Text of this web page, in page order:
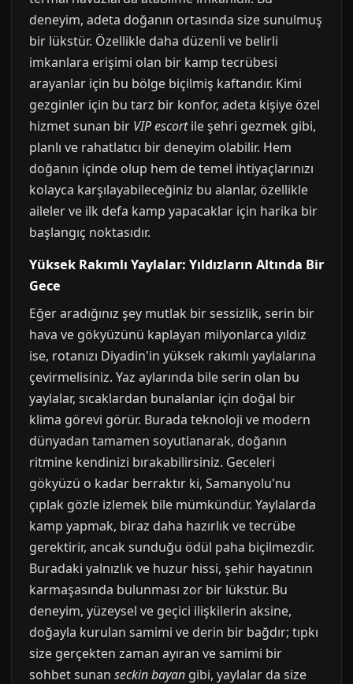
deneyim, adeta doğanın ortasında size sunulmuş
bir lükstür. Özellikle daha düzenli ve belirli
imkanlara erişimi olan bir kamp tecrübesi
arayanlar için bu bölge biçilmiş kaftandır. Kimi
gezginler için bu tarz bir konfor, adeta kişiye özel
hizmet sunan bir VIP escortile şehri gezmek gibi,
planlı ve rahatlatıcı bir deneyim olabilir. Hem
doğanın içinde olup hem de temel ihtiyaçlarınızı
kolayca karşılayabileceğiniz bu alanlar, özellikle
aileler ve ilk defa kamp yapacaklar için harika bir
başlangıç noktasıdır.
Yüksek Rakımlı Yaylalar: Yıldızların Altında Bir
Gece
Eğer aradığınız şey mutlak bir sessizlik, serin bir
hava ve gökyüzünü kaplayan milyonlarca yıldız
ise, rotanızı Diyadin'in yüksek rakımlı yaylalarına
çevirmelisiniz. Yaz aylarında bile serin olan bu
yaylalar, sıcaklardan bunalanlar için doğal bir
klima görevi görür. Burada teknoloji ve modern
dünyadan tamamen soyutlanarak, doğanın
ritmine kendinizi bırakabilirsiniz. Geceleri
gökyüzü o kadar berraktır ki, Samanyolu'nu
çıplak gözle izlemek bile mümkündür. Yaylalarda
kamp yapmak, biraz daha hazırlık ve tecrübe
gerektirir, ancak sunduğu ödül paha biçilmezdir.
Buradaki yalnızlık ve huzur hissi, şehir hayatının
karmaşasında bulunması zor bir lükstür. Bu
deneyim, yüzeysel ve geçici ilişkilerin aksine,
doğayla kurulan samimi ve derin bir bağdır; tıpkı
size gerçekten zaman ayıran ve samimi bir
sohbet sunan seckin bayan gibi, yaylalar da size